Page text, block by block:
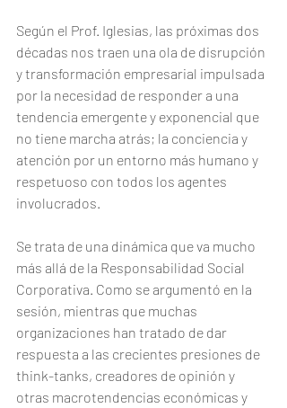
Según el Prof. Iglesias, las próximas dos
décadas nos traen una ola de disrupción
y transformación empresarial impulsada
por la necesidad de responder a una
tendencia emergente y exponencial que
no tiene marcha atrás; la conciencia y
atención por un entorno más humano y
respetuoso con todos los agentes
involucrados.
Se trata de una dinámica que va mucho
más allá de la Responsabilidad Social
Corporativa. Como se argumentó en la
sesión, mientras que muchas
organizaciones han tratado de dar
respuesta a las crecientes presiones de
think-tanks, creadores de opinión y
otras macrotendencias económicas y